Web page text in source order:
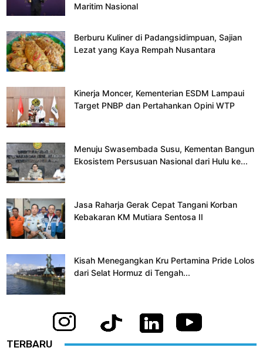
Maritim Nasional
Berburu Kuliner di Padangsidimpuan, Sajian
Lezat yang Kaya Rempah Nusantara
Kinerja Moncer, Kementerian ESDM Lampaui
Target PNBP dan Pertahankan Opini WTP
Menuju Swasembada Susu, Kementan Bangun
Ekosistem Persusuan Nasional dari Hulu ke...
Jasa Raharja Gerak Cepat Tangani Korban
Kebakaran KM Mutiara Sentosa II
Kisah Menegangkan Kru Pertamina Pride Lolos
dari Selat Hormuz di Tengah...
TERBARU